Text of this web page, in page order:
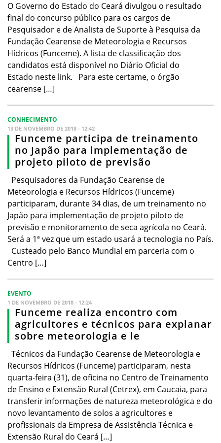
O Governo do Estado do Ceará divulgou o resultado
final do concurso público para os cargos de
Pesquisador e de Analista de Suporte à Pesquisa da
Fundação Cearense de Meteorologia e Recursos
Hídricos (Funceme). A lista de classificação dos
candidatos está disponível no Diário Oficial do
Estado neste link. Para este certame, o órgão
cearense […]
CONHECIMENTO
13 DE NOVEMBRO DE 2018 - 12:42
Funceme participa de treinamento
no Japão para implementação de
projeto piloto de previsão
Pesquisadores da Fundação Cearense de
Meteorologia e Recursos Hídricos (Funceme)
participaram, durante 34 dias, de um treinamento no
Japão para implementação de projeto piloto de
previsão e monitoramento de seca agrícola no Ceará.
Será a 1ª vez que um estado usará a tecnologia no País.
Custeado pelo Banco Mundial em parceria com o
Centro […]
EVENTO
1 DE NOVEMBRO DE 2018 - 12:24
Funceme realiza encontro com
agricultores e técnicos para explanar
sobre meteorologia e le
Técnicos da Fundação Cearense de Meteorologia e
Recursos Hídricos (Funceme) participaram, nesta
quarta-feira (31), de oficina no Centro de Treinamento
de Ensino e Extensão Rural (Cetrex), em Caucaia, para
transferir informações de natureza meteorológica e do
novo levantamento de solos a agricultores e
profissionais da Empresa de Assistência Técnica e
Extensão Rural do Ceará […]